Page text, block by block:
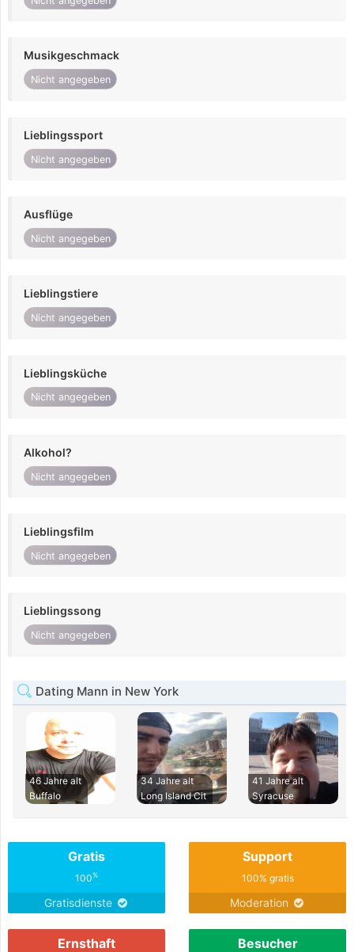
Musikgeschmack
Nicht angegeben
Lieblingssport
Nicht angegeben
Ausflüge
Nicht angegeben
Lieblingstiere
Nicht angegeben
Lieblingsküche
Nicht angegeben
Alkohol?
Nicht angegeben
Lieblingsfilm
Nicht angegeben
Lieblingssong
Nicht angegeben
Dating Mann in New York
46 Jahre alt
Buffalo
34 Jahre alt
Long Island Cit
41 Jahre alt
Syracuse
Gratis
100%
Gratisdienste
Support
100% gratis
Moderation
Ernsthaft Besucher